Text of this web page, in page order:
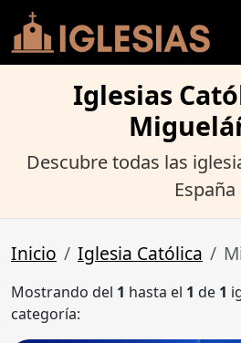
Iglesias
Descubre todas las
España
Inicio Iglesia Católica
Mostrando del 1 hasta el 1 de 1
categoría: